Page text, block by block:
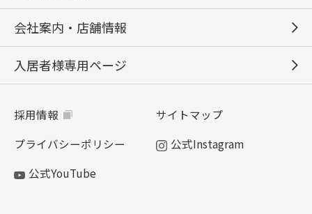
会社案内・店舗情報
入居者様専用ページ
採用情報
サイトマップ
プライバシーポリシー
公式Instagram
公式YouTube